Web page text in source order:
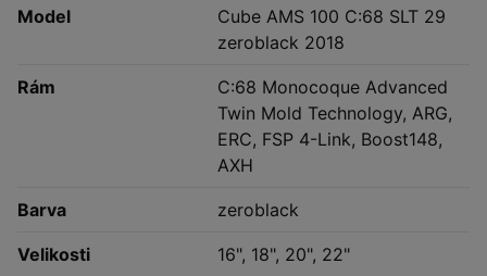
Model
Cube AMS 100 C:68 SLT 29
zeroblack 2018
Rám
C:68 Monocoque Advanced
Twin Mold Technology, ARG,
ERC, FSP 4-Link, Boost148,
AXH
Barva zeroblack
Velikosti 16", 18", 20", 22"